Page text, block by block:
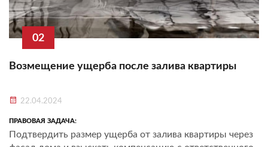
02
Возмещение ущерба после залива квартиры
22.04.2024
ПРАВОВАЯ ЗАДАЧА:
Подтвердить размер ущерба от залива квартиры через